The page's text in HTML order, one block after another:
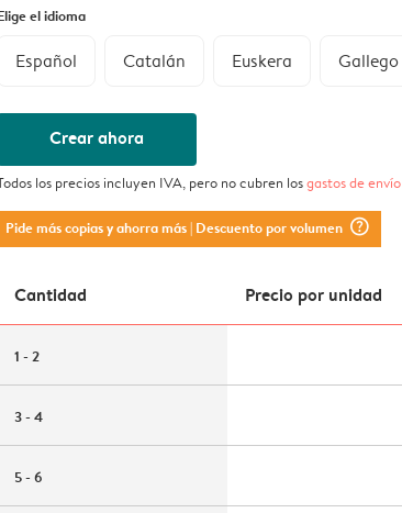
el idioma
Español Catalán Euskera Gallego
Crear ahora
los precios incluyen IVA, pero no cubren losgastos de envío
Pide más copias y ahorra más| Descuento por volumen question_mark_circle
Cantidad Precio por unidad
1 - 2
3 - 4
5 - 6